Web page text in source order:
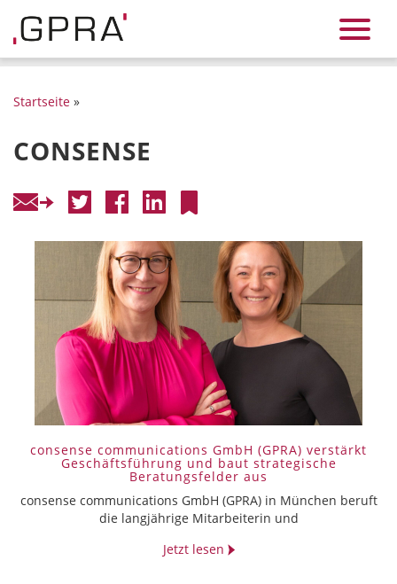
Startseite »
CONSENSE
consense communications GmbH (GPRA) verstärkt
Geschäftsführung und baut strategische
Beratungsfelder aus
consense communications GmbH (GPRA) in München beruft
die langjährige Mitarbeiterin und
Jetzt lesen